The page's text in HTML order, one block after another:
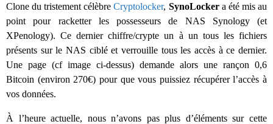
Clone du tristement célèbreCryptolocker, SynoLockera été mis au
point pour racketter les possesseurs de NAS Synology (et
XPenology). Ce dernier chiffre/crypte un à un tous les fichiers
présents sur le NAS ciblé et verrouille tous les accès à ce dernier.
Une page (cf image ci-dessus) demande alors une rançon 0,6
Bitcoin (environ 270€) pour que vous puissiez récupérer l’accès à
vos données.
À l’heure actuelle, nous n’avons pas plus d’éléments sur cette